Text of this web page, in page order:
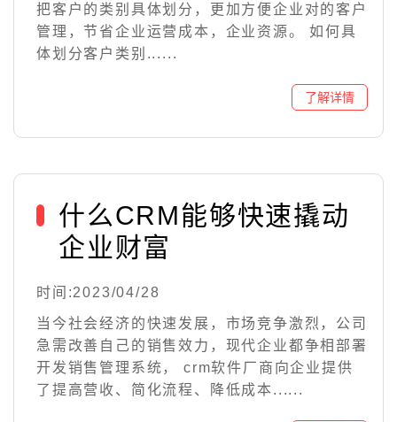
把客户的类别具体划分，更加方便企业对的客户
管理，节省企业运营成本，企业资源。 如何具
体划分客户类别......
什么CRM能够快速撬动
企业财富
时间:2023/04/28
当今社会经济的快速发展，市场竞争激烈，公司
急需改善自己的销售效力，现代企业都争相部署
开发销售管理系统， crm软件厂商向企业提供
了提高营收、简化流程、降低成本......